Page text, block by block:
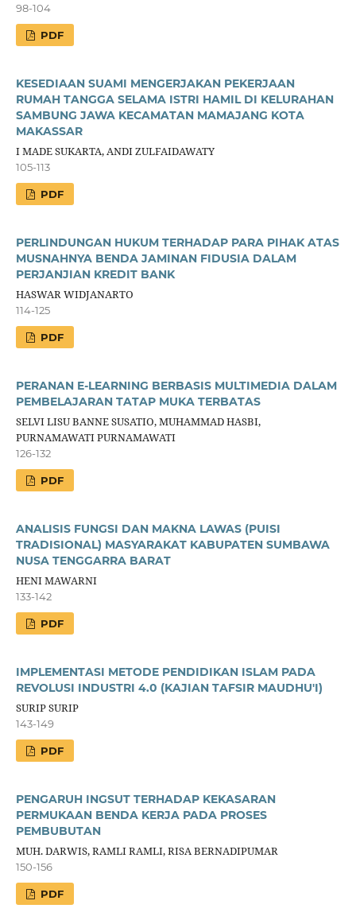
98-104
PDF
KESEDIAAN SUAMI MENGERJAKAN PEKERJAAN
RUMAH TANGGA SELAMA ISTRI HAMIL DI KELURAHAN
SAMBUNG JAWA KECAMATAN MAMAJANG KOTA
MAKASSAR
I MADE SUKARTA, ANDI ZULFAIDAWATY
105-113
PDF
PERLINDUNGAN HUKUM TERHADAP PARA PIHAK ATAS
MUSNAHNYA BENDA JAMINAN FIDUSIA DALAM
PERJANJIAN KREDIT BANK
HASWAR WIDJANARTO
114-125
PDF
PERANAN E-LEARNING BERBASIS MULTIMEDIA DALAM
PEMBELAJARAN TATAP MUKA TERBATAS
SELVI LISU BANNE SUSATIO, MUHAMMAD HASBI,
PURNAMAWATI PURNAMAWATI
126-132
PDF
ANALISIS FUNGSI DAN MAKNA LAWAS (PUISI
TRADISIONAL) MASYARAKAT KABUPATEN SUMBAWA
NUSA TENGGARRA BARAT
HENI MAWARNI
133-142
PDF
IMPLEMENTASI METODE PENDIDIKAN ISLAM PADA
REVOLUSI INDUSTRI 4.0 (KAJIAN TAFSIR MAUDHU'I)
SURIP SURIP
143-149
PDF
PENGARUH INGSUT TERHADAP KEKASARAN
PERMUKAAN BENDA KERJA PADA PROSES
PEMBUBUTAN
MUH. DARWIS, RAMLI RAMLI, RISA BERNADIPUMAR
150-156
PDF